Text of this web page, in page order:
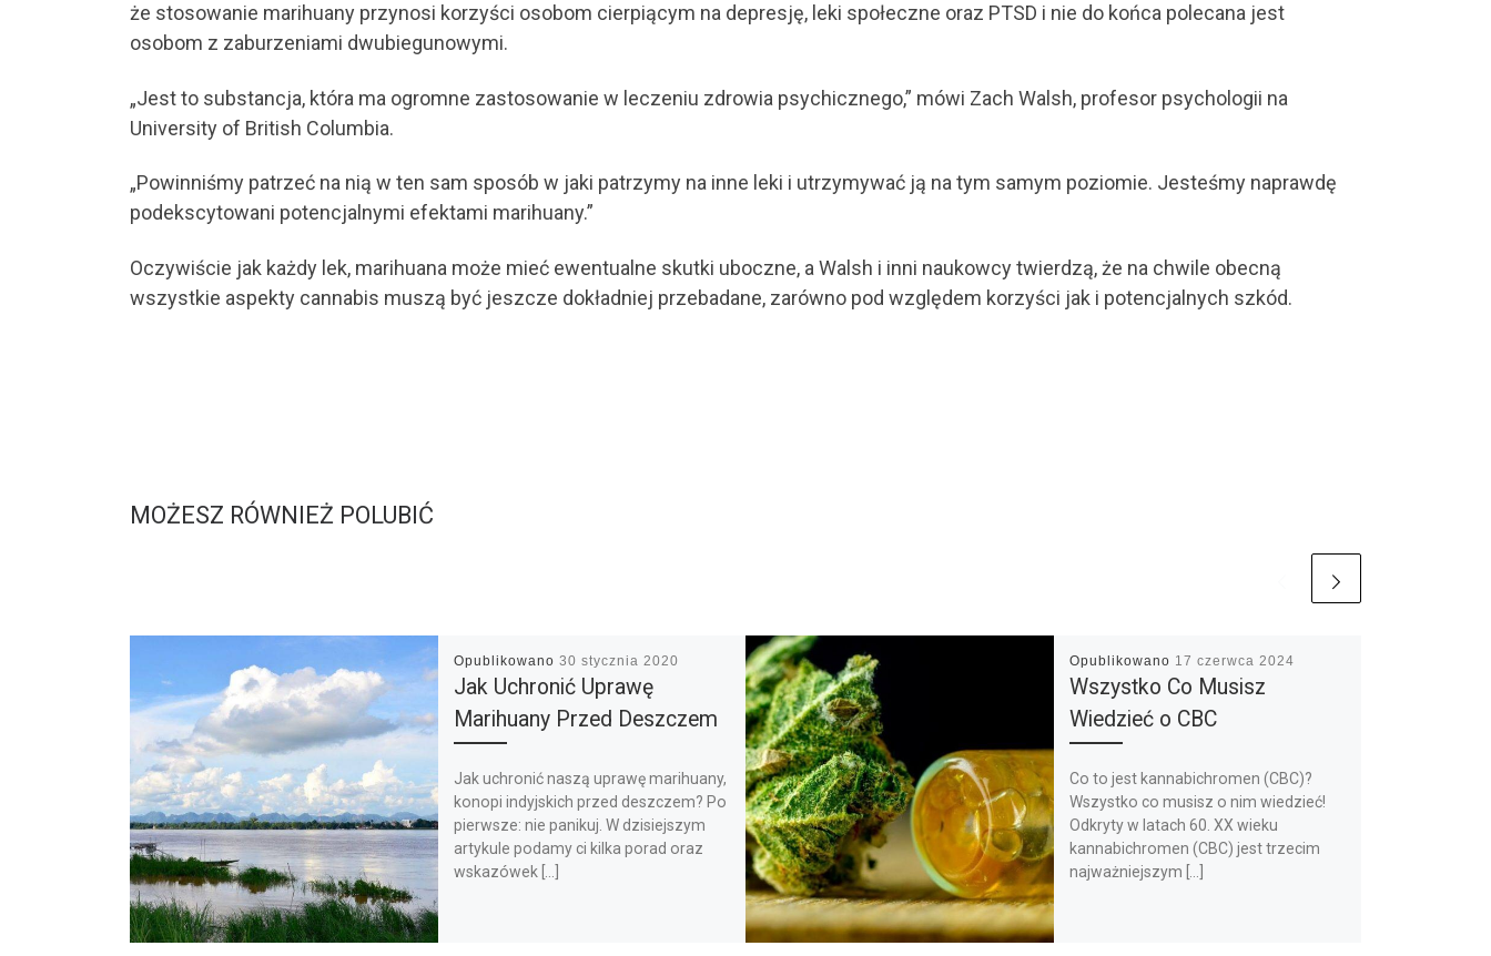
że stosowanie marihuany przynosi korzyści osobom cierpiącym na depresję, leki społeczne oraz PTSD i nie do końca polecana jest
osobom z zaburzeniami dwubiegunowymi.
„Jest to substancja, która ma ogromne zastosowanie w leczeniu zdrowia psychicznego,” mówi Zach Walsh, profesor psychologii na
University of British Columbia.
„Powinniśmy patrzeć na nią w ten sam sposób w jaki patrzymy na inne leki i utrzymywać ją na tym samym poziomie. Jesteśmy naprawdę
podekscytowani potencjalnymi efektami marihuany.”
Oczywiście jak każdy lek, marihuana może mieć ewentualne skutki uboczne, a Walsh i inni naukowcy twierdzą, że na chwile obecną
wszystkie aspekty cannabis muszą być jeszcze dokładniej przebadane, zarówno pod względem korzyści jak i potencjalnych szkód.
MOŻESZ RÓWNIEŻ POLUBIĆ
Opublikowano 30 stycznia 2020
Jak Uchronić Uprawę
Marihuany Przed Deszczem
Jak uchronić naszą uprawę marihuany,
konopi indyjskich przed deszczem? Po
pierwsze: nie panikuj. W dzisiejszym
artykule podamy ci kilka porad oraz
wskazówek […]
Opublikowano 17 czerwca 2024
Wszystko Co Musisz
Wiedzieć o CBC
Co to jest kannabichromen (CBC)?
Wszystko co musisz o nim wiedzieć!
Odkryty w latach 60. XX wieku
kannabichromen (CBC) jest trzecim
najważniejszym […]